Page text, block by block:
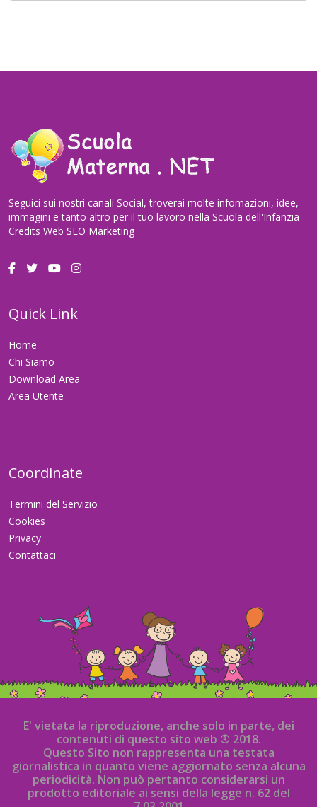
Seguici sui nostri canali Social, troverai molte infomazioni, idee,
immagini e tanto altro per il tuo lavoro nella Scuola dell'Infanzia
Credits Web SEO Marketing
Quick Link
Home
Chi Siamo
Download Area
Area Utente
Coordinate
Termini del Servizio
Cookies
Privacy
Contattaci
E' vietata la riproduzione, anche solo in parte, dei
contenuti di questo sito web ® 2018.
Questo Sito non rappresenta una testata
giornalistica in quanto viene aggiornato senza alcuna
periodicità. Non può pertanto considerarsi un
prodotto editoriale ai sensi della legge n. 62 del